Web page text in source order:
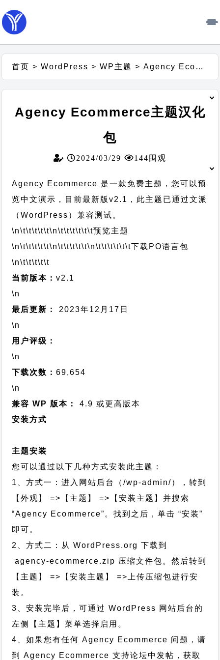
首页 >WordPress >WP主题 >Agency Ecommerce主题汉化包
Agency Ecommerce主题汉化
包
2024/03/29 144围观
Agency Ecommerce 是一款免费主题，您可以预
览中文演示，目前最新版v2.1，此主题已通过文派
（WordPress）兼容测试。
\n\t\t\t\t\t\n\t\t\t\t\t\t预览主题
\n\t\t\t\t\t\n\t\t\t\t\t\n\t\t\t\t\t\t下载PO语言包
\n\t\t\t\t\t
当前版本：v2.1
\n
最后更新：
2023年12月17日
\n
用户评级：
\n
下载次数：69,654
\n
兼容 WP 版本：
4.9 或更高版本
安装方式
主题安装
您可以通过以下几种方式安装此主题：
1、方式一：进入网站后台（/wp-admin/），转到
【外观】 =>【主题】 =>【安装主题】并搜索
“Agency Ecommerce”。找到之后，单击 “安装”
即可。
2、方式二：从 WordPress.org 下载到
agency-ecommerce.zip 压缩文件包。然后转到
【主题】 =>【安装主题】 =>上传压缩包进行安
装。
3、安装完毕后，可通过 WordPress 网站后台的
左侧【主题】菜单选择启用。
4、如果您有任何 Agency Ecommerce 问题，请
到 Agency Ecommerce 支持论坛中发帖，获取